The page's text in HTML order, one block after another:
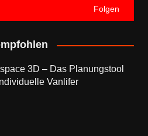
Folgen
3D – Das Planungstool
Vanlifer